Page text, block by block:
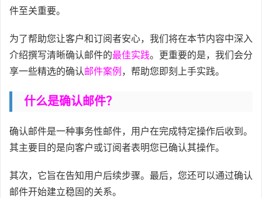
件至关重要。
为了帮助您让客户和订阅者安心，我们将在本节内容中深入
介绍撰写清晰确认邮件的最佳实践。更重要的是，我们会分
享一些精选的确认邮件案例 ，帮助您即刻上手实践。
什么是确认邮件？
确认邮件是一种事务性邮件，用户在完成特定操作后收到。
其主要目的是向客户或订阅者表明您已确认其操作。
其次，它旨在告知用户后续步骤。最后，您还可以通过确认
邮件开始建立稳固的关系。